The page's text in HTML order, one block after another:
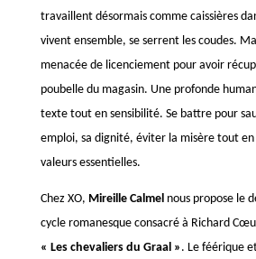
travaillent désormais comme caissières
vivent ensemble, se serrent les coudes.
menacée de licenciement pour avoir
poubelle du magasin. Une profonde
texte tout en sensibilité. Se battre pour
emploi, sa dignité, éviter la misère tout
valeurs essentielles.
Chez XO, Mireille Calmel nous propose le
cycle romanesque consacré à Richard
« Les chevaliers du Graal » . Le féérique